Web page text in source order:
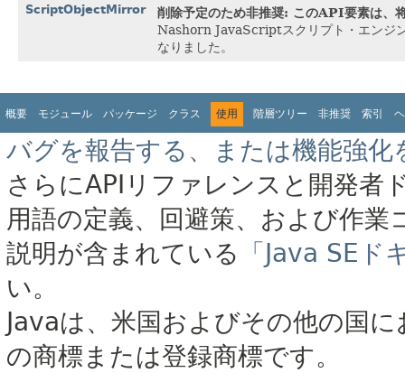
ScriptObjectMirror
削除予定のため非推奨: このAPI要素は、
Nashorn JavaScriptスクリプト・エンジ
なりました。
概要 モジュール パッケージ クラス 使用 階層ツリー 非推奨 索引
バグを報告する、または機能強化
さらにAPIリファレンスと開発者
用語の定義、回避策、および作
説明が含まれている
「Java SE
い。
Javaは、米国およびその他の国
の商標または登録商標です。